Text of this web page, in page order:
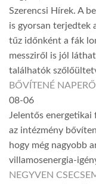
Szerencsi Hírek. A
is gyorsan terjedtek
tűz időnként a fák
messziről is jól
találhatók
BŐVÍTENÉ
08-06
Jelentős energetikai
az intézmény
hogy még nagyobb
villamosenergia-
NEGYVEN